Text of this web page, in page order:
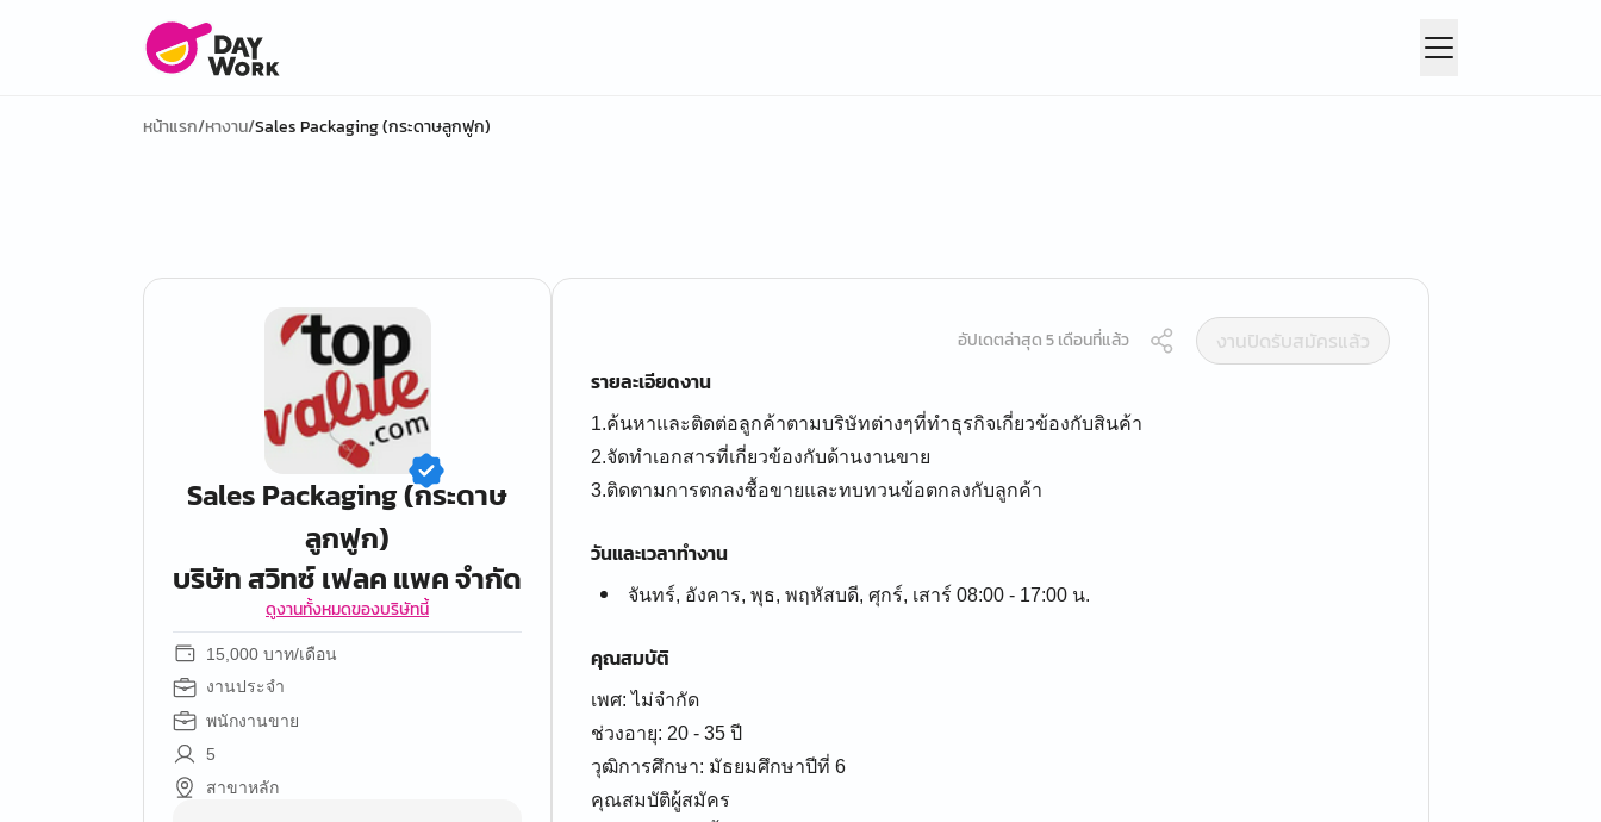
หน้าแรก/หางาน/Sales Packaging (กระดาษลูกฟูก)
Sales Packaging (กระดาษ
ลูกฟูก)
บริษัท สวิทซ์ เฟลค แพค จำกัด
ดูงานทั้งหมดของบริษัทนี้
15,000 บาท/เดือน
งานประจำ
พนักงานขาย
5
สาขาหลัก
อัปเดตล่าสุด 5 เดือนที่แล้ว
งานปิดรับสมัครแล้ว
รายละเอียดงาน
1.ค้นหาและติดต่อลูกค้าตามบริษัทต่างๆที่ทำธุรกิจเกี่ยวข้องกับสินค้า
2.จัดทำเอกสารที่เกี่ยวข้องกับด้านงานขาย
3.ติดตามการตกลงซื้อขายและทบทวนข้อตกลงกับลูกค้า
วันและเวลาทำงาน
จันทร์, อังคาร, พุธ, พฤหัสบดี, ศุกร์, เสาร์ 08:00 - 17:00 น.
คุณสมบัติ
เพศ: ไม่จำกัด
ช่วงอายุ: 20 - 35 ปี
วุฒิการศึกษา: มัธยมศึกษาปีที่ 6
คุณสมบัติผู้สมัคร